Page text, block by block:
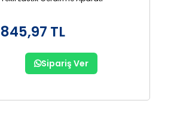
845,97 TL
Sipariş Ver